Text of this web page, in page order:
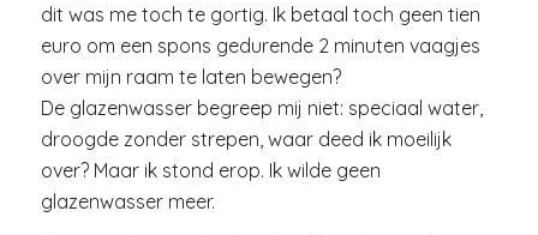
dit was me toch te gortig. Ik betaal toch geen tien
euro om een spons gedurende 2 minuten vaagjes
over mijn raam te laten bewegen?
De glazenwasser begreep mij niet: speciaal water,
droogde zonder strepen, waar deed ik moeilijk
over? Maar ik stond erop. Ik wilde geen
glazenwasser meer.